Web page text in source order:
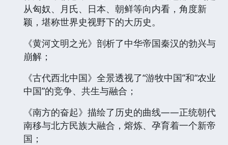
从匈奴、月氏、日本、朝鲜等向内看，角度新
颖，堪称世界史视野下的大历史。
《黄河文明之光》剖析了中华帝国秦汉的勃兴与
崩解；
《古代西北中国》全景透视了“游牧中国”和“农业
中国”的竞争、共生与融合；
《南方的奋起》描绘了历史的曲线——正统朝代
南移与北方民族大融合，熔炼、孕育着一个新帝
国；